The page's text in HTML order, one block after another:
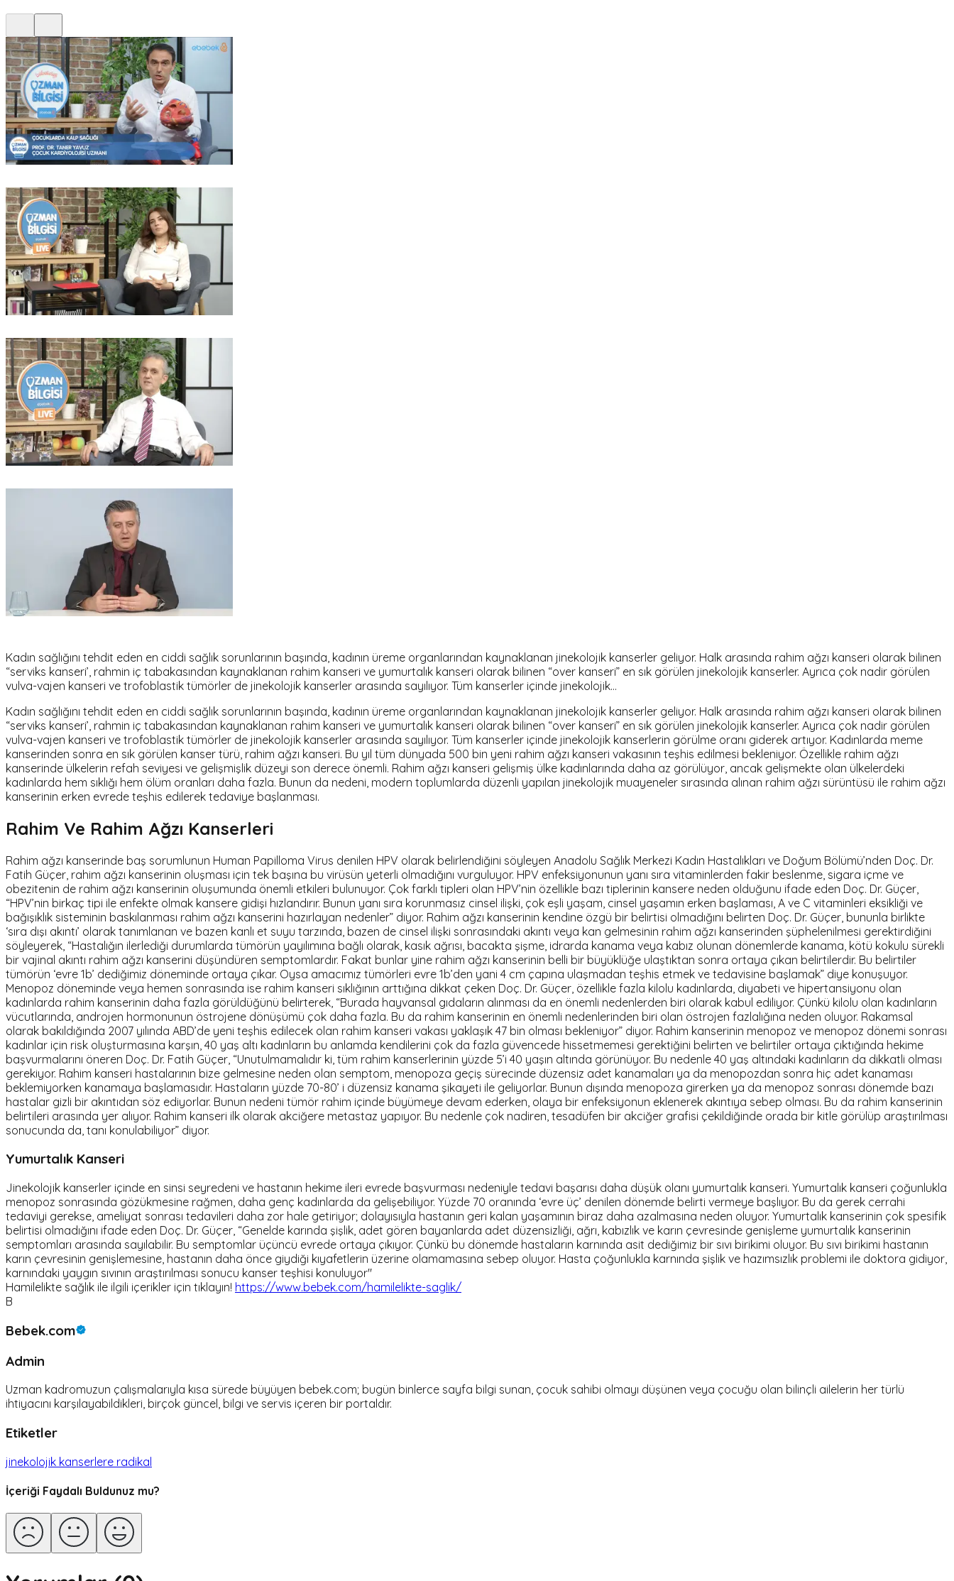
Kadın sağlığını tehdit eden en ciddi sağlık sorunlarının başında, kadının üreme organlarından kaynaklanan jinekolojik kanserler geliyor. Halk arasında rahim ağzı kanseri olarak bilinen
“serviks kanseri’, rahmin iç tabakasından kaynaklanan rahim kanseri ve yumurtalık kanseri olarak bilinen “over kanseri” en sık görülen jinekolojik kanserler. Ayrıca çok nadir görülen
vulva-vajen kanseri ve trofoblastik tümörler de jinekolojik kanserler arasında sayılıyor. Tüm kanserler içinde jinekolojik…
Kadın sağlığını tehdit eden en ciddi sağlık sorunlarının başında, kadının üreme organlarından kaynaklanan jinekolojik kanserler geliyor. Halk arasında rahim ağzı kanseri olarak bilinen
“serviks kanseri’, rahmin iç tabakasından kaynaklanan rahim kanseri ve yumurtalık kanseri olarak bilinen “over kanseri” en sık görülen jinekolojik kanserler. Ayrıca çok nadir görülen
vulva-vajen kanseri ve trofoblastik tümörler de jinekolojik kanserler arasında sayılıyor. Tüm kanserler içinde jinekolojik kanserlerin görülme oranı giderek artıyor. Kadınlarda meme
kanserinden sonra en sık görülen kanser türü, rahim ağzı kanseri. Bu yıl tüm dünyada 500 bin yeni rahim ağzı kanseri vakasının teşhis edilmesi bekleniyor. Özellikle rahim ağzı
kanserinde ülkelerin refah seviyesi ve gelişmişlik düzeyi son derece önemli. Rahim ağzı kanseri gelişmiş ülke kadınlarında daha az görülüyor, ancak gelişmekte olan ülkelerdeki
kadınlarda hem sıklığı hem ölüm oranları daha fazla. Bunun da nedeni, modern toplumlarda düzenli yapılan jinekolojik muayeneler sırasında alınan rahim ağzı sürüntüsü ile rahim ağzı
kanserinin erken evrede teşhis edilerek tedaviye başlanması.
Rahim Ve Rahim Ağzı Kanserleri
Rahim ağzı kanserinde baş sorumlunun Human Papilloma Virus denilen HPV olarak belirlendiğini söyleyen Anadolu Sağlık Merkezi Kadın Hastalıkları ve Doğum Bölümü’nden Doç. Dr.
Fatih Güçer, rahim ağzı kanserinin oluşması için tek başına bu virüsün yeterli olmadığını vurguluyor. HPV enfeksiyonunun yanı sıra vitaminlerden fakir beslenme, sigara içme ve
obezitenin de rahim ağzı kanserinin oluşumunda önemli etkileri bulunuyor. Çok farklı tipleri olan HPV’nin özellikle bazı tiplerinin kansere neden olduğunu ifade eden Doç. Dr. Güçer,
“HPV’nin birkaç tipi ile enfekte olmak kansere gidişi hızlandırır. Bunun yanı sıra korunmasız cinsel ilişki, çok eşli yaşam, cinsel yaşamın erken başlaması, A ve C vitaminleri eksikliği ve
bağışıklık sisteminin baskılanması rahim ağzı kanserini hazırlayan nedenler” diyor. Rahim ağzı kanserinin kendine özgü bir belirtisi olmadığını belirten Doç. Dr. Güçer, bununla birlikte
‘sıra dışı akıntı’ olarak tanımlanan ve bazen kanlı et suyu tarzında, bazen de cinsel ilişki sonrasındaki akıntı veya kan gelmesinin rahim ağzı kanserinden şüphelenilmesi gerektirdiğini
söyleyerek, “Hastalığın ilerlediği durumlarda tümörün yayılımına bağlı olarak, kasık ağrısı, bacakta şişme, idrarda kanama veya kabız olunan dönemlerde kanama, kötü kokulu sürekli
bir vajinal akıntı rahim ağzı kanserini düşündüren semptomlardır. Fakat bunlar yine rahim ağzı kanserinin belli bir büyüklüğe ulaştıktan sonra ortaya çıkan belirtilerdir. Bu belirtiler
tümörün ‘evre 1b’ dediğimiz döneminde ortaya çıkar. Oysa amacımız tümörleri evre 1b’den yani 4 cm çapına ulaşmadan teşhis etmek ve tedavisine başlamak” diye konuşuyor.
Menopoz döneminde veya hemen sonrasında ise rahim kanseri sıklığının arttığına dikkat çeken Doç. Dr. Güçer, özellikle fazla kilolu kadınlarda, diyabeti ve hipertansiyonu olan
kadınlarda rahim kanserinin daha fazla görüldüğünü belirterek, “Burada hayvansal gıdaların alınması da en önemli nedenlerden biri olarak kabul ediliyor. Çünkü kilolu olan kadınların
vücutlarında, androjen hormonunun östrojene dönüşümü çok daha fazla. Bu da rahim kanserinin en önemli nedenlerinden biri olan östrojen fazlalığına neden oluyor. Rakamsal
olarak bakıldığında 2007 yılında ABD’de yeni teşhis edilecek olan rahim kanseri vakası yaklaşık 47 bin olması bekleniyor” diyor. Rahim kanserinin menopoz ve menopoz dönemi sonrası
kadınlar için risk oluşturmasına karşın, 40 yaş altı kadınların bu anlamda kendilerini çok da fazla güvencede hissetmemesi gerektiğini belirten ve belirtiler ortaya çıktığında hekime
başvurmalarını öneren Doç. Dr. Fatih Güçer, “Unutulmamalıdır ki, tüm rahim kanserlerinin yüzde 5’i 40 yaşın altında görünüyor. Bu nedenle 40 yaş altındaki kadınların da dikkatli olması
gerekiyor. Rahim kanseri hastalarının bize gelmesine neden olan semptom, menopoza geçiş sürecinde düzensiz adet kanamaları ya da menopozdan sonra hiç adet kanaması
beklemiyorken kanamaya başlamasıdır. Hastaların yüzde 70-80’ i düzensiz kanama şikayeti ile geliyorlar. Bunun dışında menopoza girerken ya da menopoz sonrası dönemde bazı
hastalar gizli bir akıntıdan söz ediyorlar. Bunun nedeni tümör rahim içinde büyümeye devam ederken, olaya bir enfeksiyonun eklenerek akıntıya sebep olması. Bu da rahim kanserinin
belirtileri arasında yer alıyor. Rahim kanseri ilk olarak akciğere metastaz yapıyor. Bu nedenle çok nadiren, tesadüfen bir akciğer grafisi çekildiğinde orada bir kitle görülüp araştırılması
sonucunda da, tanı konulabiliyor” diyor.
Yumurtalık Kanseri
Jinekolojik kanserler içinde en sinsi seyredeni ve hastanın hekime ileri evrede başvurması nedeniyle tedavi başarısı daha düşük olanı yumurtalık kanseri. Yumurtalık kanseri çoğunlukla
menopoz sonrasında gözükmesine rağmen, daha genç kadınlarda da gelişebiliyor. Yüzde 70 oranında ‘evre üç’ denilen dönemde belirti vermeye başlıyor. Bu da gerek cerrahi
tedaviyi gerekse, ameliyat sonrası tedavileri daha zor hale getiriyor; dolayısıyla hastanın geri kalan yaşamının biraz daha azalmasına neden oluyor. Yumurtalık kanserinin çok spesifik
belirtisi olmadığını ifade eden Doç. Dr. Güçer, “Genelde karında şişlik, adet gören bayanlarda adet düzensizliği, ağrı, kabızlık ve karın çevresinde genişleme yumurtalık kanserinin
semptomları arasında sayılabilir. Bu semptomlar üçüncü evrede ortaya çıkıyor. Çünkü bu dönemde hastaların karnında asit dediğimiz bir sıvı birikimi oluyor. Bu sıvı birikimi hastanın
karın çevresinin genişlemesine, hastanın daha önce giydiği kıyafetlerin üzerine olamamasına sebep oluyor. Hasta çoğunlukla karnında şişlik ve hazımsızlık problemi ile doktora gidiyor,
karnındaki yaygın sıvının araştırılması sonucu kanser teşhisi konuluyor"
Hamilelikte sağlık ile ilgili içerikler için tıklayın! https://www.bebek.com/hamilelikte-saglik/
B
Bebek.com
Admin
Uzman kadromuzun çalışmalarıyla kısa sürede büyüyen bebek.com; bugün binlerce sayfa bilgi sunan, çocuk sahibi olmayı düşünen veya çocuğu olan bilinçli ailelerin her türlü
ihtiyacını karşılayabildikleri, birçok güncel, bilgi ve servis içeren bir portaldır.
Etiketler
jinekolojik kanserlere radikal
İçeriği Faydalı Buldunuz mu?